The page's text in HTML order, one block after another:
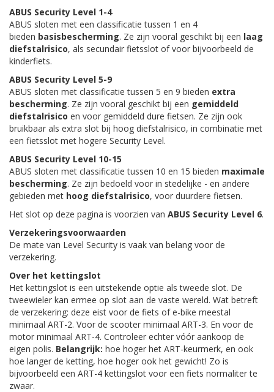
ABUS Security Level 1-4
ABUS sloten met een classificatie tussen 1 en 4
bieden basisbescherming. Ze zijn vooral geschikt bij een laag
diefstalrisico, als secundair fietsslot of voor bijvoorbeeld de
kinderfiets.
ABUS Security Level 5-9
ABUS sloten met classificatie tussen 5 en 9 bieden extra
bescherming. Ze zijn vooral geschikt bij een gemiddeld
diefstalrisico en voor gemiddeld dure fietsen. Ze zijn ook
bruikbaar als extra slot bij hoog diefstalrisico, in combinatie met
een fietsslot met hogere Security Level.
ABUS Security Level 10-15
ABUS sloten met classificatie tussen 10 en 15 bieden maximale
bescherming. Ze zijn bedoeld voor in stedelijke - en andere
gebieden met hoog diefstalrisico, voor duurdere fietsen.
Het slot op deze pagina is voorzien van ABUS Security Level 6.
Verzekeringsvoorwaarden
De mate van Level Security is vaak van belang voor de
verzekering.
Over het kettingslot
Het kettingslot is een uitstekende optie als tweede slot. De
tweewieler kan ermee op slot aan de vaste wereld. Wat betreft
de verzekering: deze eist voor de fiets of e-bike meestal
minimaal ART-2. Voor de scooter minimaal ART-3. En voor de
motor minimaal ART-4. Controleer echter vóór aankoop de
eigen polis. Belangrijk: hoe hoger het ART-keurmerk, en ook
hoe langer de ketting, hoe hoger ook het gewicht! Zo is
bijvoorbeeld een ART-4 kettingslot voor een fiets normaliter te
zwaar.